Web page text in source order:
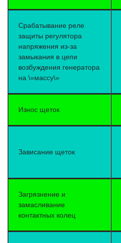
Срабатывание реле
защиты регулятора
напряжения из-за
замыкания в цепи
возбуждения генератора
на \»массу\»
Износ щеток
Зависание щеток
Загрязнение и
замасливание
контактных колец